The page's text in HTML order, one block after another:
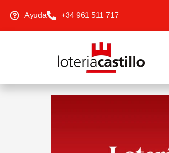
Ayuda +34 961 511 717